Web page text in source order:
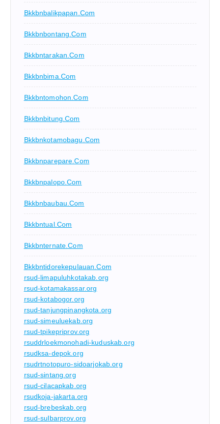
Bkkbnbalikpapan.com
Bkkbnbontang.com
Bkkbntarakan.com
Bkkbnbima.com
Bkkbntomohon.com
Bkkbnbitung.com
Bkkbnkotamobagu.com
Bkkbnparepare.com
Bkkbnpalopo.com
Bkkbnbaubau.com
Bkkbntual.com
Bkkbnternate.com
Bkkbntidorekepulauan.com
rsud-limapuluhkotakab.org
rsud-kotamakassar.org
rsud-kotabogor.org
rsud-tanjungpinangkota.org
rsud-simeuluekab.org
rsud-tpikepriprov.org
rsuddrloekmonohadi-kuduskab.org
rsudksa-depok.org
rsudrtnotopuro-sidoarjokab.org
rsud-sintang.org
rsud-cilacapkab.org
rsudkoja-jakarta.org
rsud-brebeskab.org
rsud-sulbarprov.org